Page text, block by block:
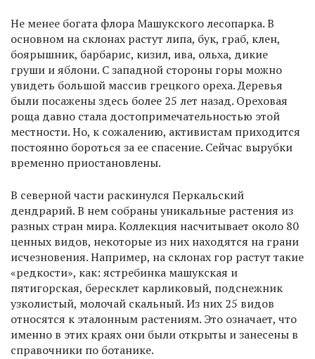
Не менее богата флора Машукского лесопарка. В
основном на склонах растут липа, бук, граб, клен,
боярышник, барбарис, кизил, ива, ольха, дикие
груши и яблони. С западной стороны горы можно
увидеть большой массив грецкого ореха. Деревья
были посажены здесь более 25 лет назад. Ореховая
роща давно стала достопримечательностью этой
местности. Но, к сожалению, активистам приходится
постоянно бороться за ее спасение. Сейчас вырубки
временно приостановлены.
В северной части раскинулся Перкальский
дендрарий. В нем собраны уникальные растения из
разных стран мира. Коллекция насчитывает около 80
ценных видов, некоторые из них находятся на грани
исчезновения. Например, на склонах гор растут такие
«редкости», как: ястребинка машукская и
пятигорская, бересклет карликовый, подснежник
узколистый, молочай скальный. Из них 25 видов
относятся к эталонным растениям. Это означает, что
именно в этих краях они были открыты и занесены в
справочники по ботанике.